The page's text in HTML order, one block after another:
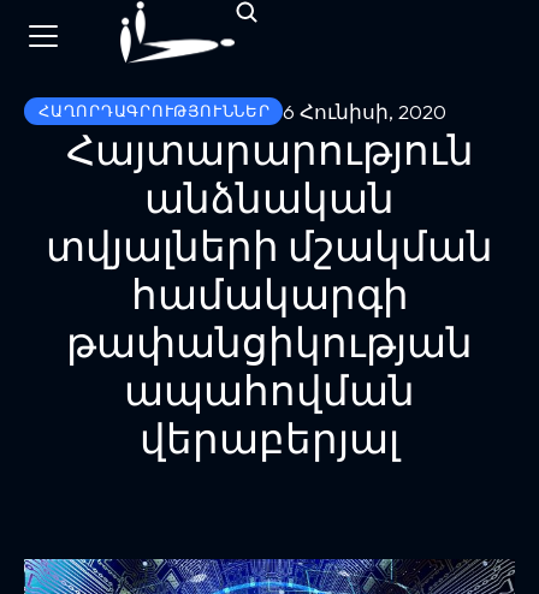
ՀԱՂՈՐԴԱԳՐՈՒԹՅՈՒՆՆԵՐ 6 Հունիսի, 2020
Հայտարարություն
անձնական
տվյալների մշակման
համակարգի
թափանցիկության
ապահովման
վերաբերյալ